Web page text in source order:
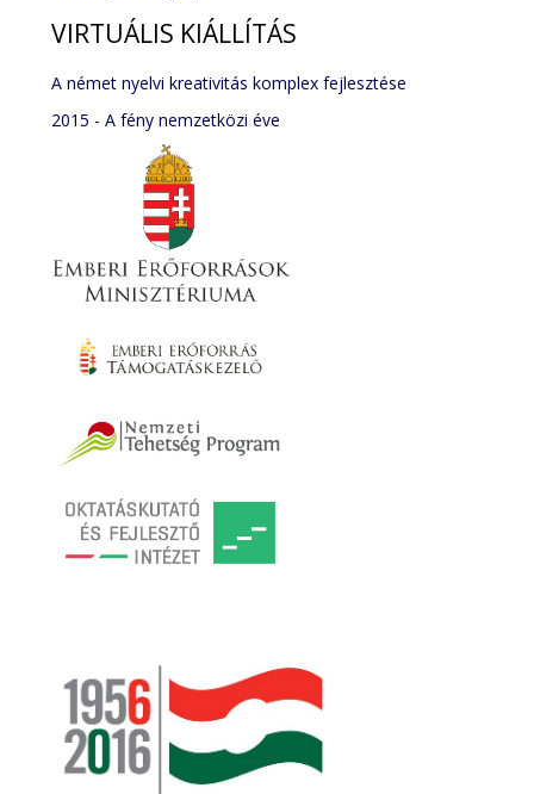
VIRTUÁLIS KIÁLLÍTÁS
A német nyelvi kreativitás komplex fejlesztése
2015 - A fény nemzetközi éve